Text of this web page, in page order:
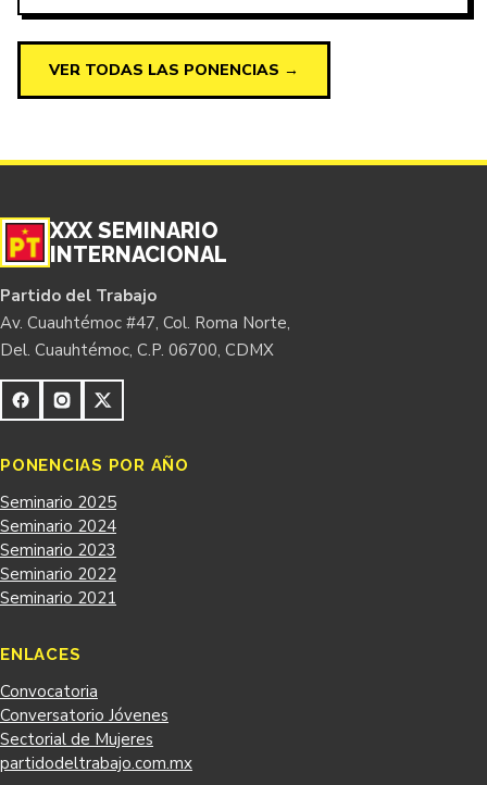
VER TODAS LAS PONENCIAS →
XXX SEMINARIO
INTERNACIONAL
Partido del Trabajo
Av. Cuauhtémoc #47, Col. Roma Norte,
Del. Cuauhtémoc, C.P. 06700, CDMX
PONENCIAS POR AÑO
Seminario 2025
Seminario 2024
Seminario 2023
Seminario 2022
Seminario 2021
ENLACES
Convocatoria
Conversatorio Jóvenes
Sectorial de Mujeres
partidodeltrabajo.com.mx